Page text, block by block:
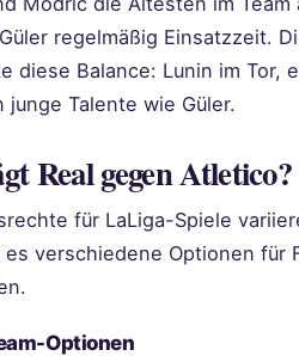
regelmäßig Einsatzzeit.
diese Balance: Lunin im Tor,
junge Talente wie Güler.
Real gegen Atletico?
für LaLiga-Spiele
verschiedene Optionen für
Optionen